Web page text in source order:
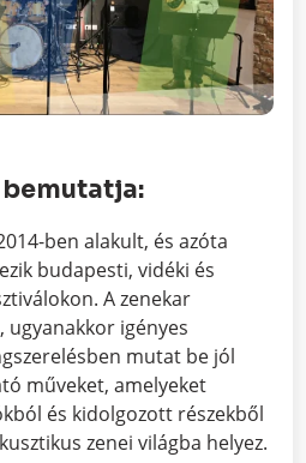
ben alakult, és azóta
budapesti, vidéki és
A zenekar
igényes
mutat be jól
műveket, amelyeket
és kidolgozott részekből
zenei világba helyez.